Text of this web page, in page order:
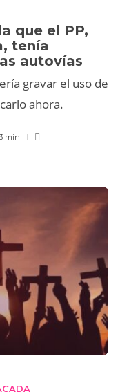
que el PP,
tenía
autovías
gravar el uso de
ahora.
min